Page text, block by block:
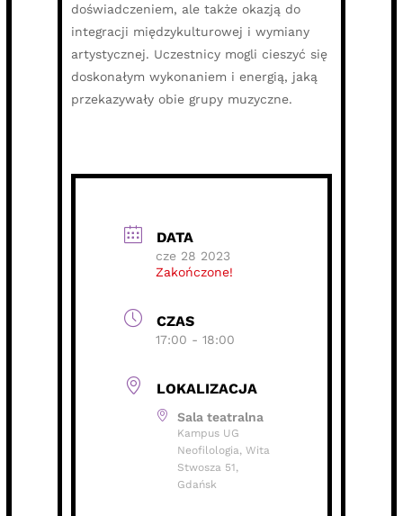
doświadczeniem, ale także okazją do
integracji międzykulturowej i wymiany
artystycznej. Uczestnicy mogli cieszyć się
doskonałym wykonaniem i energią, jaką
przekazywały obie grupy muzyczne.
DATA
cze 28 2023
Zakończone!
CZAS
17:00 - 18:00
LOKALIZACJA
Sala teatralna
Kampus UG
Neofilologia, Wita
Stwosza 51,
Gdańsk